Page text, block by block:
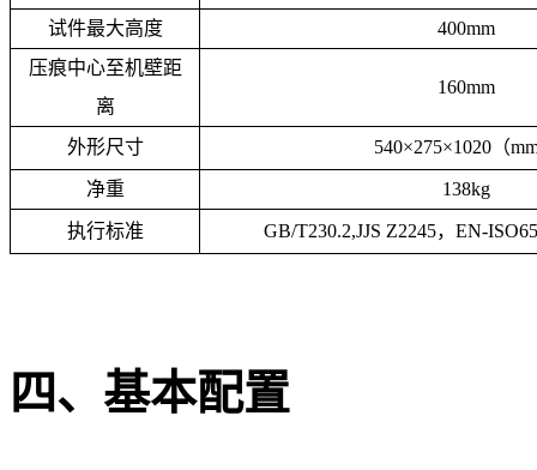
试件最大高度
400mm
压痕中心至机壁距
离
160mm
外形尺寸 540×275×1020（
净重 138kg
执行标准 GB/T230.2,JJS Z2245，EN-
四、基本配置